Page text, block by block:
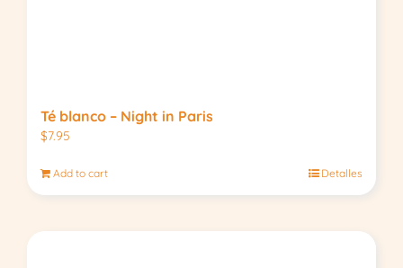
Té blanco – Night in Paris
$7.95
Add to cart Detalles